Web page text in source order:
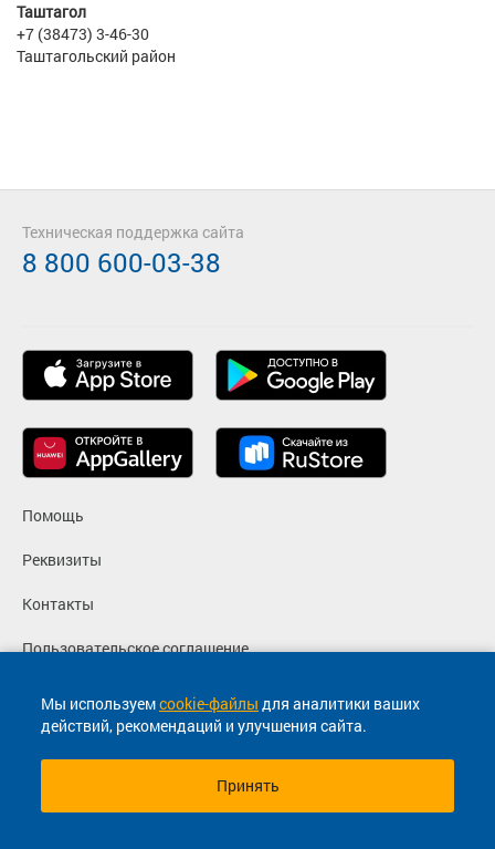
Таштагол
+7 (38473) 3-46-30
Таштагольский район
Мы используемcookie-файлы для аналитики ваших
действий, рекомендаций и улучшения сайта.
Принять
Помощь
Реквизиты
Контакты
Пользовательское соглашение
Политика конфиденциальности
Согласие на маркетинговые сообщения
Техническая поддержка сайта
8 800 600-03-38
© 2013-2026, ООО "Капитал"- Онлайн сервис продажи